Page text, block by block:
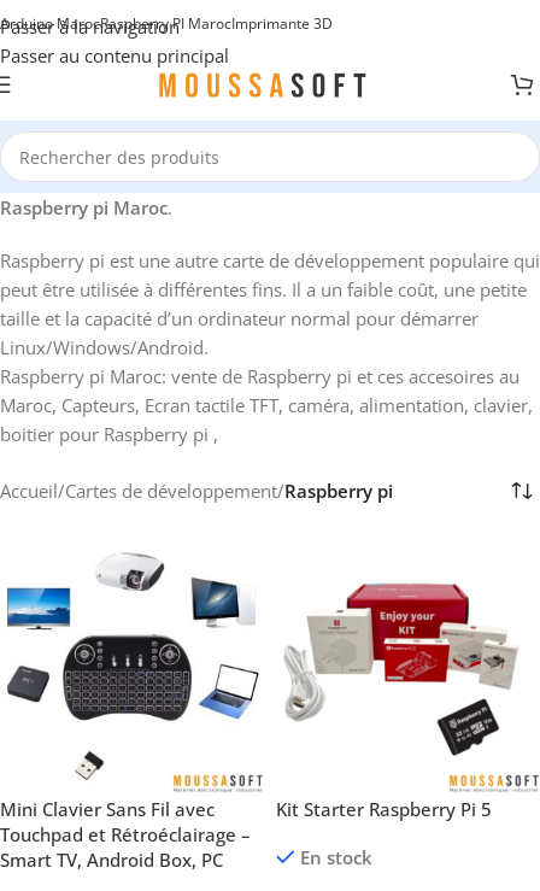
Passer à la navigation
Passer au contenu principal
Arduino MarocRaspberry PI MarocImprimante 3D
Raspberry pi Maroc.
Raspberry pi est une autre carte de développement populaire qui
peut être utilisée à différentes fins. Il a un faible coût, une petite
taille et la capacité d’un ordinateur normal pour démarrer
Linux/Windows/Android.
Raspberry pi Maroc: vente de Raspberry pi et ces accesoires au
Maroc, Capteurs, Ecran tactile TFT, caméra, alimentation, clavier,
boitier pour Raspberry pi ,
Accueil/Cartes de développement/Raspberry pi
Mini Clavier Sans Fil avec
Touchpad et Rétroéclairage –
Smart TV, Android Box, PC
Kit Starter Raspberry Pi 5
En stock